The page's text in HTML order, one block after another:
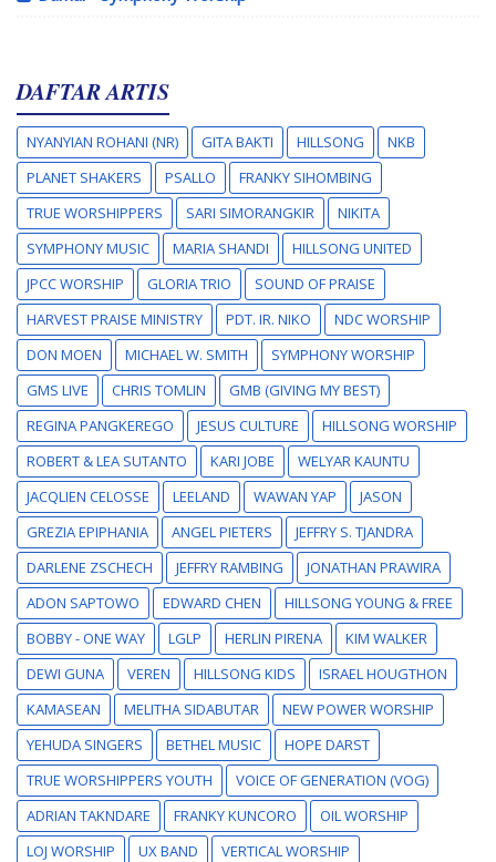
DAFTAR ARTIS
NYANYIAN ROHANI (NR) GITA BAKTI HILLSONG
NKB
PLANET SHAKERS
PSALLO
FRANKY SIHOMBING
TRUE WORSHIPPERS
SARI SIMORANGKIR
NIKITA
SYMPHONY MUSIC
MARIA SHANDI
HILLSONG UNITED
JPCC WORSHIP
GLORIA TRIO
SOUND OF PRAISE
HARVEST PRAISE MINISTRY
PDT. IR. NIKO
NDC WORSHIP
DON MOEN
MICHAEL W. SMITH
SYMPHONY WORSHIP
GMS LIVE
CHRIS TOMLIN
GMB (GIVING MY BEST)
REGINA PANGKEREGO
JESUS CULTURE
HILLSONG WORSHIP
ROBERT & LEA SUTANTO
KARI JOBE
WELYAR KAUNTU
JACQLIEN CELOSSE
LEELAND WAWAN YAP
JASON
GREZIA EPIPHANIA
ANGEL PIETERS
JEFFRY S. TJANDRA
DARLENE ZSCHECH
JEFFRY RAMBING
JONATHAN PRAWIRA
ADON SAPTOWO
EDWARD CHEN
HILLSONG YOUNG & FREE
BOBBY - ONE WAY
LGLP HERLIN PIRENA
KIM WALKER
DEWI GUNA
VEREN HILLSONG KIDS
ISRAEL HOUGTHON
KAMASEAN
MELITHA SIDABUTAR
NEW POWER WORSHIP
YEHUDA SINGERS
BETHEL MUSIC
HOPE DARST
TRUE WORSHIPPERS YOUTH
VOICE OF GENERATION (VOG)
ADRIAN TAKNDARE
FRANKY KUNCORO
OIL WORSHIP
LOJ WORSHIP
UX BAND
VERTICAL WORSHIP